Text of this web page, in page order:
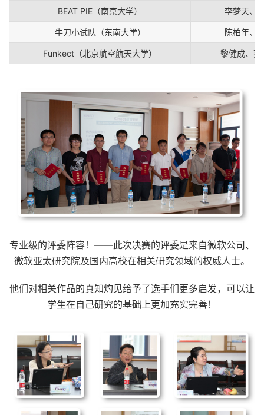
BEAT PIE（南京大学） 李梦天、
牛刀小试队（东南大学） 陈柏年、
Funkect（北京航空航天大学） 黎健成、
专业级的评委阵容！——此次决赛的评委是来自微软公司、
微软亚太研究院及国内高校在相关研究领域的权威人士。
他们对相关作品的真知灼见给予了选手们更多启发，可以让
学生在自己研究的基础上更加充实完善！